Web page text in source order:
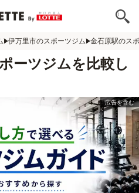
伊万里市のスポーツジム 金石原駅のス
ーツジムを比較し